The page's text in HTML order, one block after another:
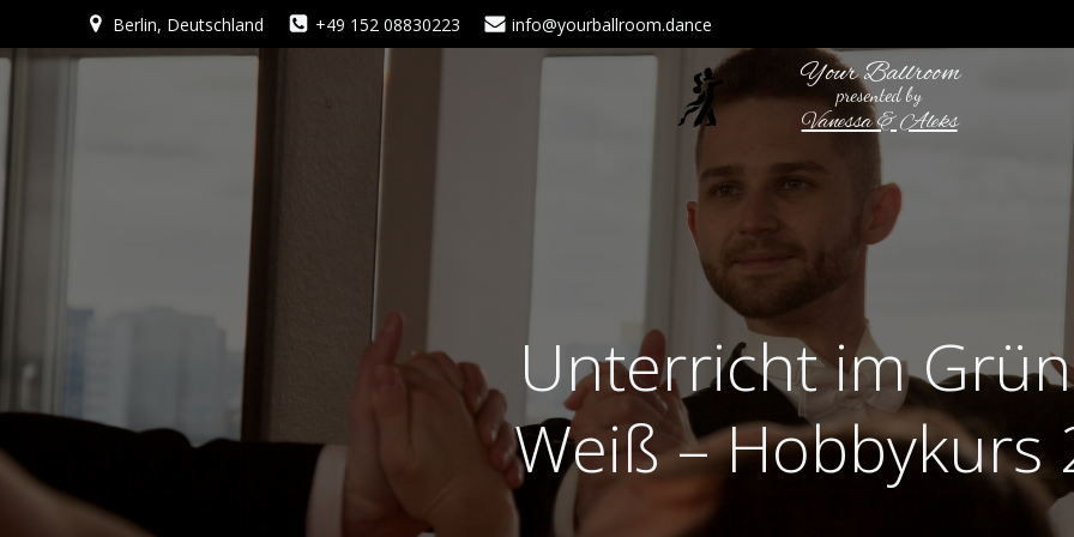
Inhalt
Berlin, Deutschland +49 152 08830223 info@yourballroom.dance
Your Ballroom
presented by
Vanessa & Aleks
Unterricht im
Weiß – Hobbykurs